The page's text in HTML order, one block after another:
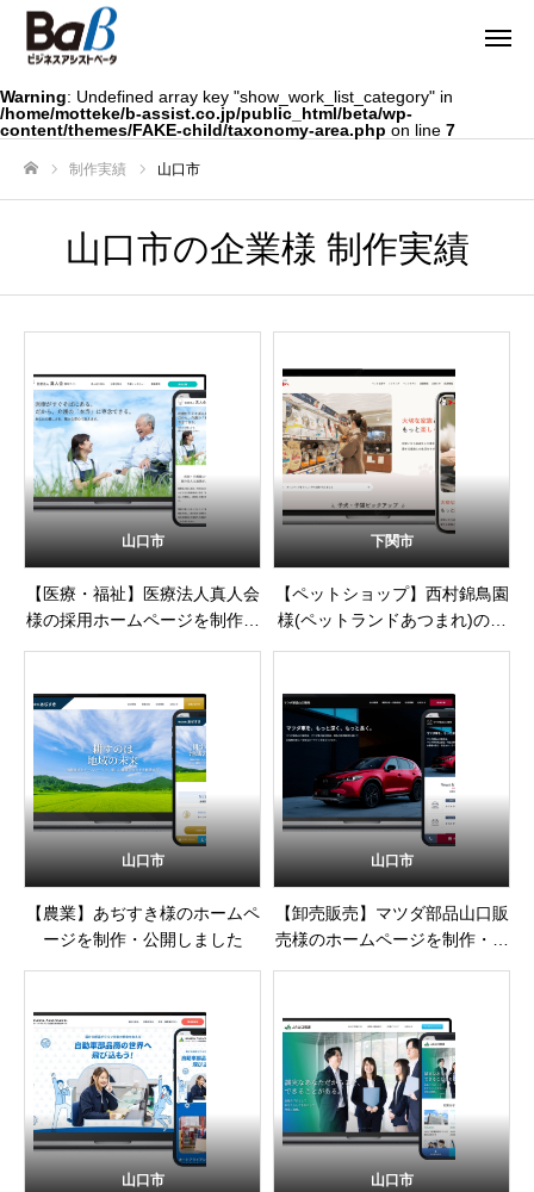
Warning: Undefined array key "show_work_list_category" in
/home/motteke/b-assist.co.jp/public_html/beta/wp-
content/themes/FAKE-child/taxonomy-area.php on line 7
制作実績 山口市
山口市の企業様 制作実績
山口市
【医療・福祉】医療法人真人会
様の採用ホームページを制作・
下関市
【ペットショップ】西村錦鳥園
様(ペットランドあつまれ)の公
山口市
【農業】あぢすき様のホームペ
ージを制作・公開しました
山口市
【卸売販売】マツダ部品山口販
売様のホームページを制作・公
山口市 山口市